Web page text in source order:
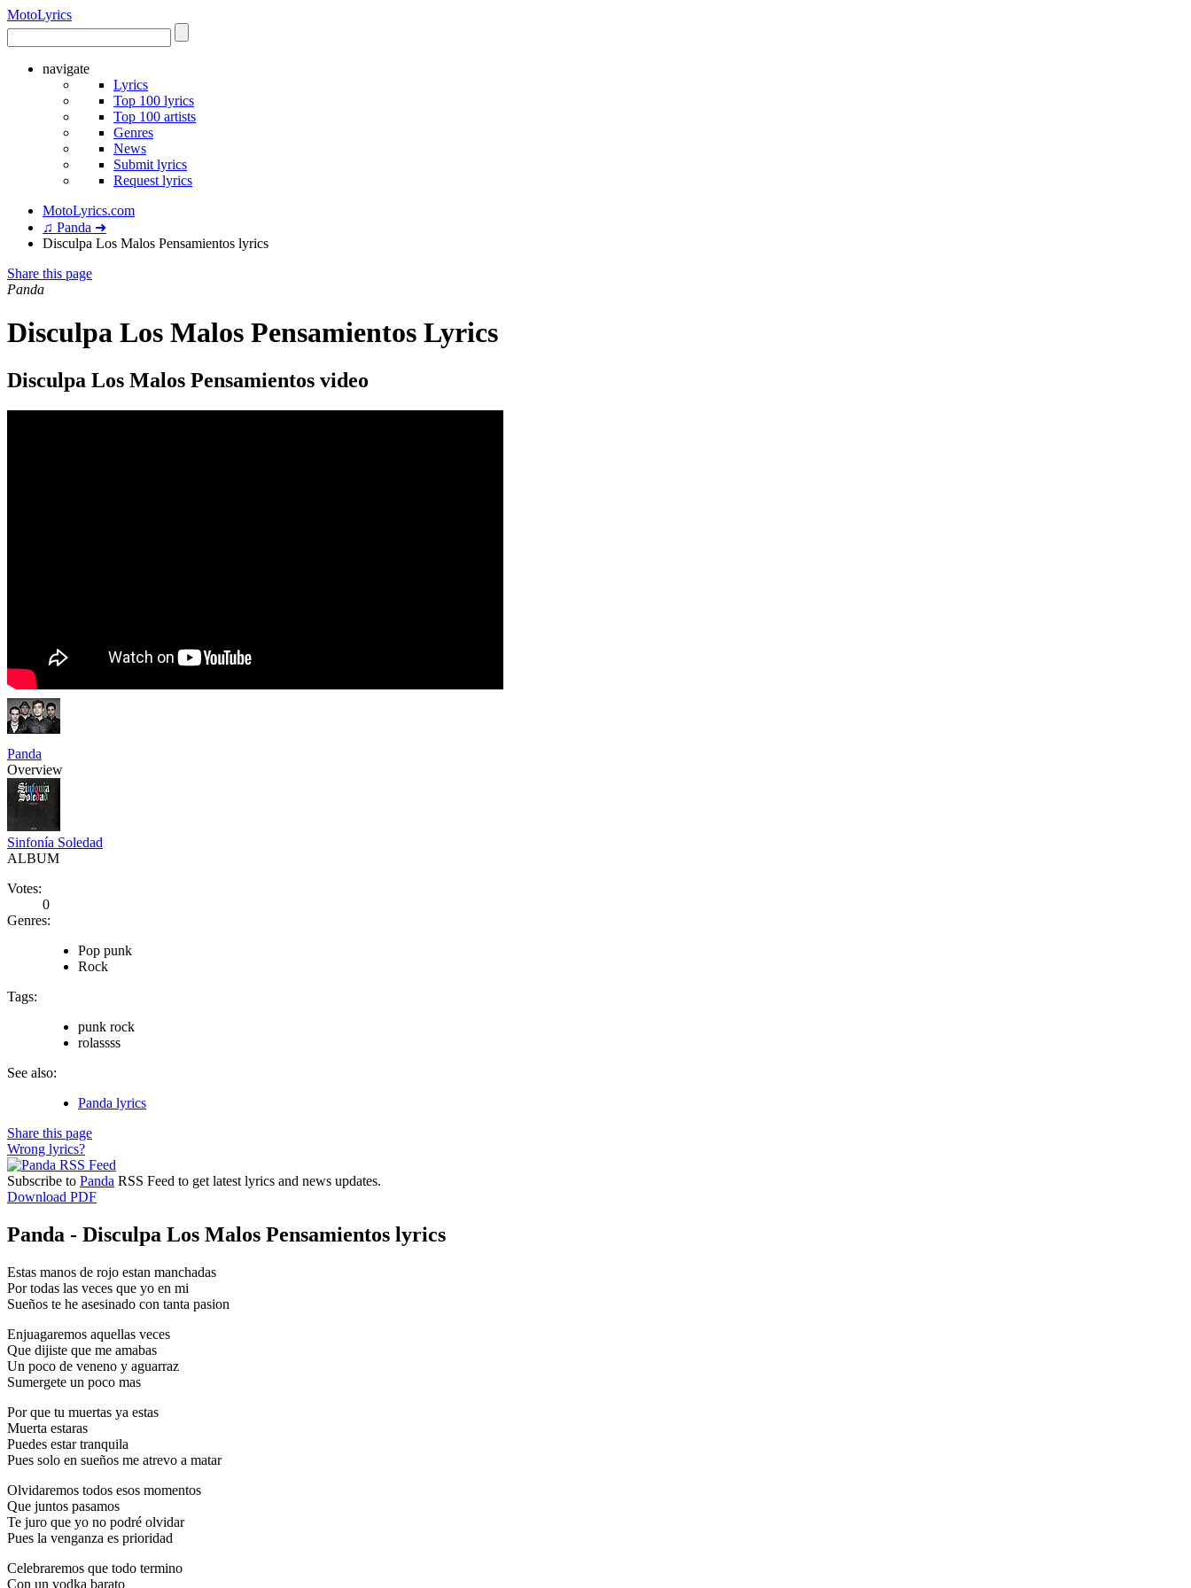
MotoLyrics
navigate
Lyrics
Top 100 lyrics
Top 100 artists
Genres
News
Submit lyrics
Request lyrics
MotoLyrics.com
♫ Panda ➜
Disculpa Los Malos Pensamientos lyrics
Share this page
Panda
Disculpa Los Malos Pensamientos Lyrics
Disculpa Los Malos Pensamientos video
Panda
Overview
Sinfonía Soledad
ALBUM
Votes:
0
Genres:
Pop punk
Rock
Tags:
punk rock
rolassss
See also:
Panda lyrics
Share this page
Wrong lyrics?
Subscribe to Panda RSS Feed to get latest lyrics and news updates.
Download PDF
Panda - Disculpa Los Malos Pensamientos lyrics
Estas manos de rojo estan manchadas
Por todas las veces que yo en mi
Sueños te he asesinado con tanta pasion
Enjuagaremos aquellas veces
Que dijiste que me amabas
Un poco de veneno y aguarraz
Sumergete un poco mas
Por que tu muertas ya estas
Muerta estaras
Puedes estar tranquila
Pues solo en sueños me atrevo a matar
Olvidaremos todos esos momentos
Que juntos pasamos
Te juro que yo no podré olvidar
Pues la venganza es prioridad
Celebraremos que todo termino
Con un vodka barato